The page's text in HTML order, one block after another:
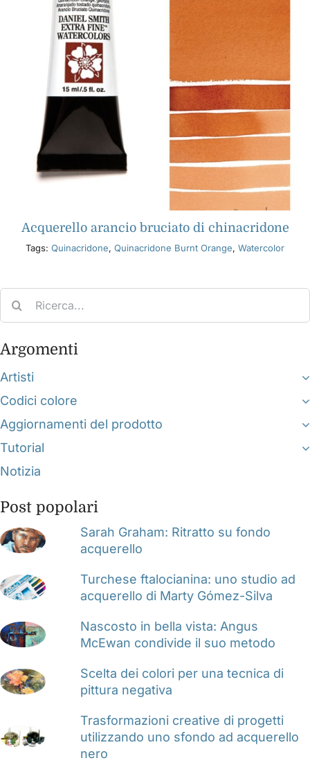
Acquerello arancio bruciato di chinacridone
Tags: Quinacridone, Quinacridone Burnt Orange, Watercolor
Argomenti
Artisti
Codici colore
Aggiornamenti del prodotto
Tutorial
Notizia
Post popolari
Sarah Graham: Ritratto su fondo
acquerello
Turchese ftalocianina: uno studio ad
acquerello di Marty Gómez-Silva
Nascosto in bella vista: Angus
McEwan condivide il suo metodo
Scelta dei colori per una tecnica di
pittura negativa
Trasformazioni creative di progetti
utilizzando uno sfondo ad acquerello
nero